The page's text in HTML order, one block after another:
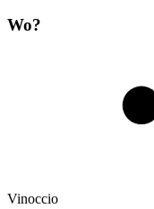
Wo?
Vinoccio